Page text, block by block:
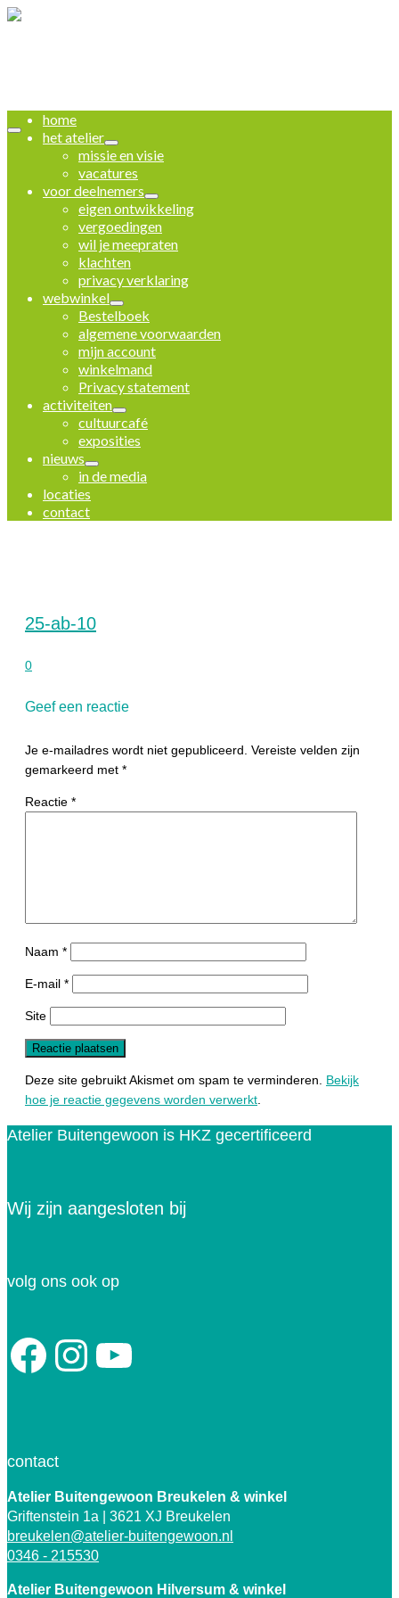
home
het atelier
missie en visie
vacatures
voor deelnemers
eigen ontwikkeling
vergoedingen
wil je meepraten
klachten
privacy verklaring
webwinkel
Bestelboek
algemene voorwaarden
mijn account
winkelmand
Privacy statement
activiteiten
cultuurcafé
exposities
nieuws
in de media
locaties
contact
25-ab-10
0
Geef een reactie
Je e-mailadres wordt niet gepubliceerd. Vereiste velden zijn
gemarkeerd met *
Reactie *
Naam *
E-mail *
Site
Deze site gebruikt Akismet om spam te verminderen. Bekijk
hoe je reactie gegevens worden verwerkt
Atelier Buitengewoon is HKZ gecertificeerd
Wij zijn aangesloten bij
volg ons ook op
Facebook
Instagram
YouTube
contact
Atelier Buitengewoon Breukelen & winkel
Griftenstein 1a | 3621 XJ Breukelen
breukelen@atelier-buitengewoon.nl
0346 - 215530
Atelier Buitengewoon Hilversum & winkel